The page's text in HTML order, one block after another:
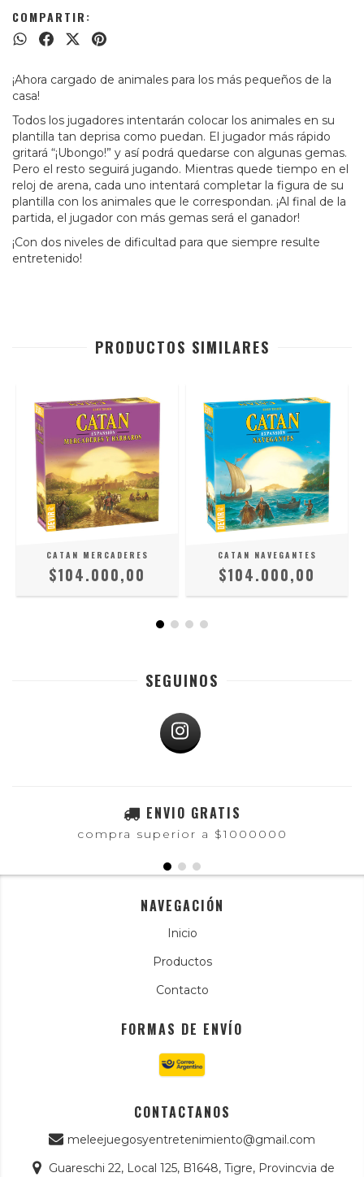
COMPARTIR:
¡Ahora cargado de animales para los más pequeños de la
casa!
Todos los jugadores intentarán colocar los animales en su
plantilla tan deprisa como puedan. El jugador más rápido
gritará “¡Ubongo!” y así podrá quedarse con algunas gemas.
Pero el resto seguirá jugando. Mientras quede tiempo en el
reloj de arena, cada uno intentará completar la figura de su
plantilla con los animales que le correspondan. ¡Al final de la
partida, el jugador con más gemas será el ganador!
¡Con dos niveles de dificultad para que siempre resulte
entretenido!
PRODUCTOS SIMILARES
CATAN MERCADERES
$104.000,00
CATAN NAVEGANTES
$104.000,00
SEGUINOS
ENVIO GRATIS
compra superior a $1000000
NAVEGACIÓN
Inicio
Productos
Contacto
FORMAS DE ENVÍO
CONTACTANOS
meleejuegosyentretenimiento@gmail.com
Guareschi 22, Local 125, B1648, Tigre, Provincvia de